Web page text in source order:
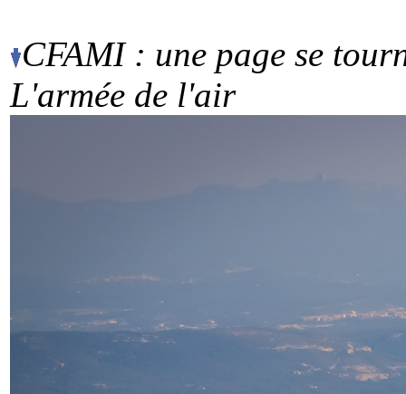
CFAMI : une page se
L'armée de l'air